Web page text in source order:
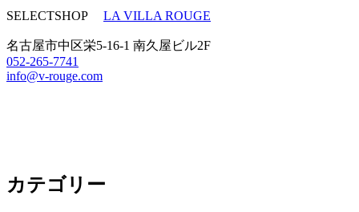
SELECTSHOP LA VILLA ROUGE
名古屋市中区栄5-16-1 南久屋ビル2F
052-265-7741
info@v-rouge.com
カテゴリー